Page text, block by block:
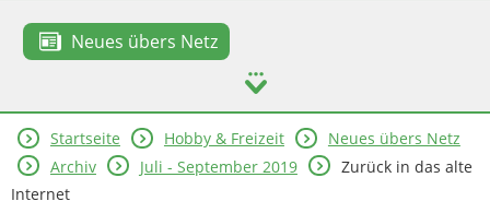
Neues übers Netz
Spiel & Spaß
Mitreden & Mitmachen
Startseite Hobby & Freizeit
Neues übers Netz
Archiv
Juli - September 2019
Zurück in das alte
Internet